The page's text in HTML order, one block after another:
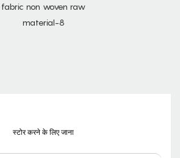
स्टोर करने के लिए जाना